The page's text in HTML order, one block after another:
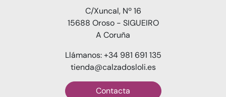
C/Xuncal, Nº 16
15688 Oroso - SIGUEIRO
A Coruña
Llámanos: +34 981 691 135
tienda@calzadosloli.es
Contacta